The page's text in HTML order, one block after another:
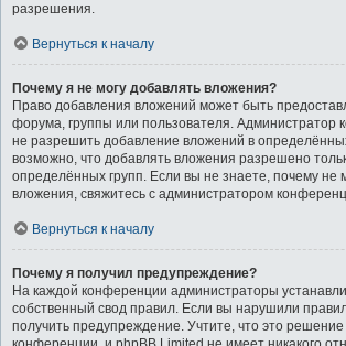
разрешения.
Вернуться к началу
Почему я не могу добавлять вложения?
Право добавления вложений может быть
форума, группы или пользователя. Администратор
не разрешить добавление вложений в
возможно, что добавлять вложения разрешено
определённых групп. Если вы не знаете, почему не
вложения, свяжитесь с администратором
Вернуться к началу
Почему я получил предупреждение?
На каждой конференции администраторы
собственный свод правил. Если вы нарушили
получить предупреждение. Учтите, что это